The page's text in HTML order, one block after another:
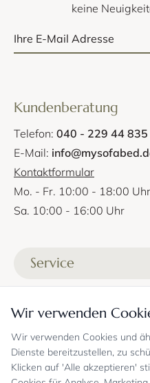
Wir verwenden
Wir verwenden Cookies und
Dienste bereitzustellen, zu
Klicken auf 'Alle akzeptieren'
keine
Kundenberatung
Telefon: 040 - 229 44 835
E-Mail:
Kontaktformular
Mo. - Fr. 10:00 - 18:00 Uhr
Sa. 10:00 - 16:00 Uhr
Service
Zahlungsmöglichkeiten
Stoffprobenanfrage
Gutschein
Sicheres Einkaufen und
Informationen
Kontakt
Showrooms
Datenschutz
Sicheres Einkaufen